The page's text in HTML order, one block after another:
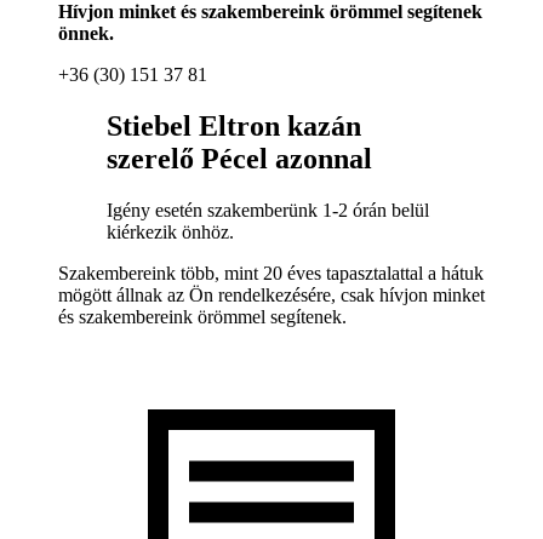
Hívjon minket és szakembereink örömmel segítenek
önnek.
+36 (30) 151 37 81
Stiebel Eltron kazán
szerelő Pécel azonnal
Igény esetén szakemberünk 1-2 órán belül
kiérkezik önhöz.
Szakembereink több, mint 20 éves tapasztalattal a hátuk
mögött állnak az Ön rendelkezésére, csak hívjon minket
és szakembereink örömmel segítenek.